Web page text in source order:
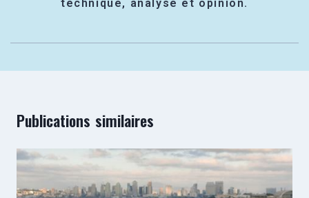
technique, analyse et opinion.
Publications similaires